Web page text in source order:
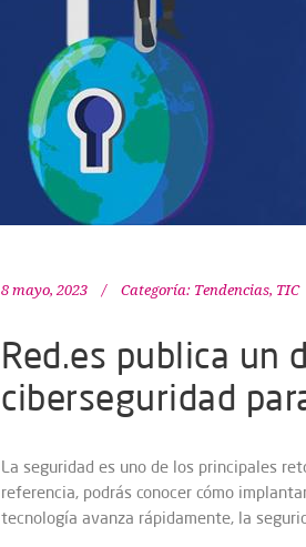
8 mayo, 2023 Categoría: Tendencias, TIC
Red.es publica un
ciberseguridad
La seguridad es uno de los principales
referencia, podrás conocer cómo
tecnología avanza rápidamente, la